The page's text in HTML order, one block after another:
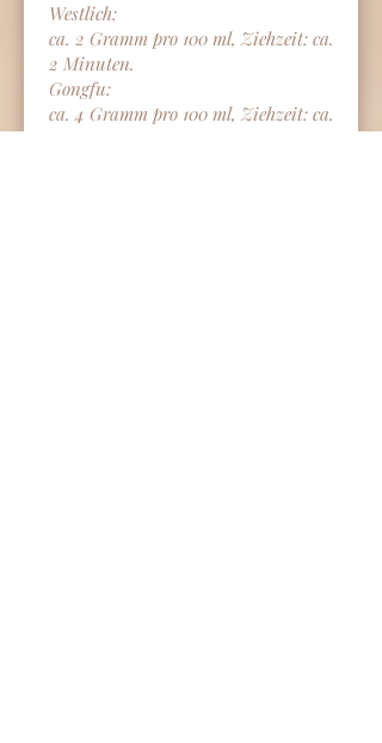
Westlich:
ca. 2 Gramm pro 100 ml, Ziehzeit: ca.
2 Minuten.
Gongfu:
ca. 4 Gramm pro 100 ml, Ziehzeit: ca.